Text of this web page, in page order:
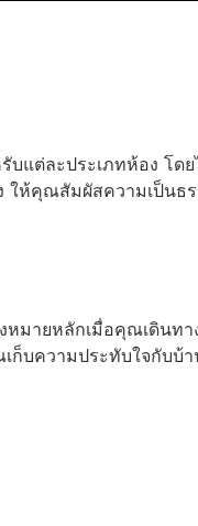
แต่ละประเภทห้อง โ
ให้คุณสัมผัสความเป็
มายหลักเมื่อคุณเดินท
บความประทับใจกับบ้